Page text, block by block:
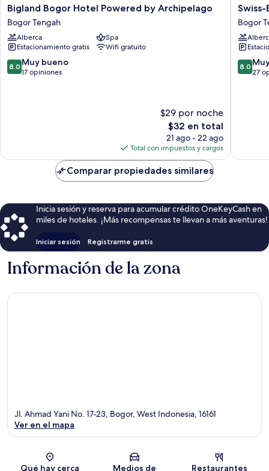
Bigland
Bogor
Hotel
Powered
by
Archipelago
Bogor
Bigland Bogor Hotel Powered by Archipelago
Bogor Tengah
Alberca
Spa
Estacionamiento gratis
Wifi gratuito
8.0
de
8.0 Muy bueno
17 opiniones
$29 por noche
El
precio
actual
es
de
$32
$32 en total
21 ago - 22 ago
Total con impuestos y cargos
Swiss-
Belhotel
Bogor
Bogor
Tengah
Bogor
8.0
de
8.0
27
Comparar propiedades similares
Inicia sesión y reserva para acumular crédito OneKeyCash en
miles de hoteles. ¡Más recompensas te llevan a más aventuras!
Iniciar sesión Registrarme gratis
Información de la zona
Sección del mapa
Jl. Ahmad Yani No. 17-23, Bogor, West Indonesia, 16161
Ver en el mapa
Qué hay cerca
Medios de
Restaurantes